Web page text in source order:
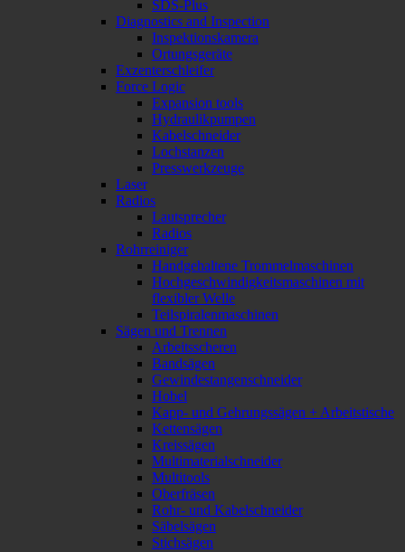
SDS-Plus
Diagnostics and Inspection
Inspektionskamera
Ortungsgeräte
Exzenterschleifer
Force Logic
Expansion tools
Hydraulikpumpen
Kabelschneider
Lochstanzen
Presswerkzeuge
Laser
Radios
Lautsprecher
Radios
Rohrreiniger
Handgehaltene Trommelmaschinen
Hochgeschwindigkeitsmaschinen mit
flexibler Welle
Teilspiralenmaschinen
Sägen und Trennen
Arbeitsscheren
Bandsägen
Gewindestangenschneider
Hobel
Kapp- und Gehrungssägen + Arbeitstische
Kettensägen
Kreissägen
Multimaterialschneider
Multitools
Oberfräsen
Rohr- und Kabelschneider
Säbelsägen
Stichsägen